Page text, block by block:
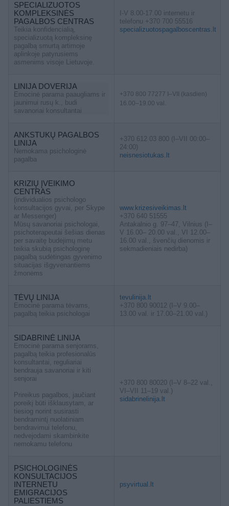
SPECIALIZUOTOS
KOMPLEKSINĖS
PAGALBOS CENTRAS
Teikia konfidencialią,
specializuotą kompleksinę
pagalbą smurtą artimoje
aplinkoje patyrusiems
asmenims visoje Lietuvoje.
I-V 8.00-17.00 internetu ir
telefonu +370 700 55516
specializuotospagalboscentras.lt
LINIJA DOVERIJA
Emocinė parama paaugliams ir
jaunimui rusų k., budi
savanoriai konsultantai
+370 800 77277 I–VII (kasdien)
16.00–19.00 val.
ANKSTUKŲ PAGALBOS
LINIJA
Nemokama psichologinė
pagalba
+370 612 03 800 (I–VII 00:00–
24:00)
neisnesiotukas.lt
KRIZIŲ ĮVEIKIMO
CENTRAS
(individualios psichologo
konsultacijos gyvai, per Skype
ar Messenger)
Mūsų savanoriai psichologai,
psichoterapeutai šešias dienas
per savaitę budėjimų metu
teikia skubią psichologinę
pagalbą sudėtingas gyvenimo
situacijas išgyvenantiems
žmonėms
www.krizesiveikimas.lt
+370 640 51555
Antakalnio g. 97–47, Vilnius (I–
V 16.00– 20.00 val., VI 12.00–
16.00 val., švenčių dienomis ir
sekmadieniais nedirba)
TĖVŲ LINIJA
Emocinė parama tėvams,
pagalbą teikia psichologai
tevulinija.lt
+370 800 90012 (I–V 9.00–
13.00 val. ir 17.00–21.00 val.)
SIDABRINĖ LINIJA
Emocinė parama senjorams,
pagalbą teikia profesionalūs
konsultantai, reguliariai
bendrauja savanoriai ir kiti
senjorai
Prireikus pagalbos, jaučiant
poreikį būti išklausytam, ar
tiesiog norint susirasti
bendramintį nuolatiniam
bendravimui telefonu,
nedvejodami skambinkite
nemokamu telefonu
+370 800 80020 (I–V 8–22 val.,
VI–VII 11–19 val.)
sidabrinelinija.lt
PSICHOLOGINĖS
KONSULTACIJOS
INTERNETU
EMIGRACIJOS
PALIESTIEMS
psyvirtual.lt